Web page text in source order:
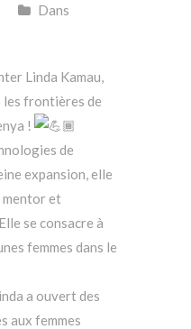
Dans
Linda Kamau,
les frontières de
!
de
expansion, elle
mentor et
se consacre à
femmes dans le
a ouvert des
aux femmes